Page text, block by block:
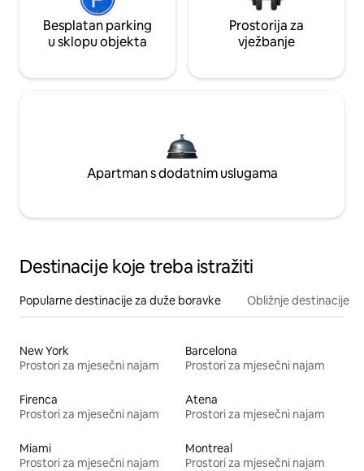
Besplatan parking
u sklopu objekta
Prostorija za
vježbanje
Apartman s dodatnim uslugama
Destinacije koje treba istražiti
Popularne destinacije za duže boravke Obližnje destinacije
New York
Prostori za mjesečni najam
Barcelona
Prostori za mjesečni najam
Firenca
Prostori za mjesečni najam
Atena
Prostori za mjesečni najam
Miami
Prostori za mjesečni najam
Montreal
Prostori za mjesečni najam